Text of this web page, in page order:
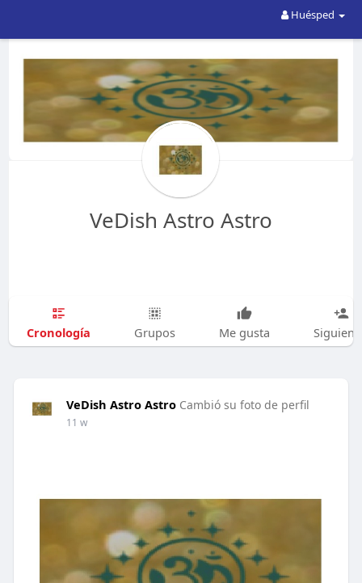
Huésped
VeDish Astro Astro
Cronología Grupos Me gusta
VeDish Astro Astro Cambió su foto de perfil
11 w